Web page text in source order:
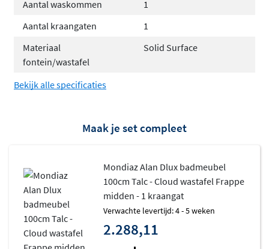
Geleverd geassembleerd en wandmontage
Kies jouw ideale configuratie
De Alan Dlux collectie biedt een
mogelijkheden . Je kunt kiezen uit verschillende
als dubbele uitvoering wilt. Ook het aantal kraangaten is
voorkeuren. De wastafels zijn verkrijgbaar in de kleuren
Frappe, Glace en Lava, allemaal in dezelfde
hoogwaardige Cloud solid surface kwaliteit.
Solid surface wastafel met tijdloze
uitstraling
Aantal waskommen
1
Aantal kraangaten
1
Materiaal
fontein/wastafel
Solid Surface
Bekijk alle specificaties
Maak je set compleet
Mondiaz Alan Dlux badmeubel
100cm Talc - Cloud wastafel Frappe
midden - 1 kraangat
Verwachte levertijd: 4 - 5 weken
2.288,11